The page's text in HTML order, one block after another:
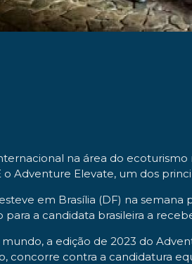
na área do
Adventure Elevate, um dos
em Brasília (DF) na
a candidata brasileira a
a edição de 2023 do
concorre contra a candidatura